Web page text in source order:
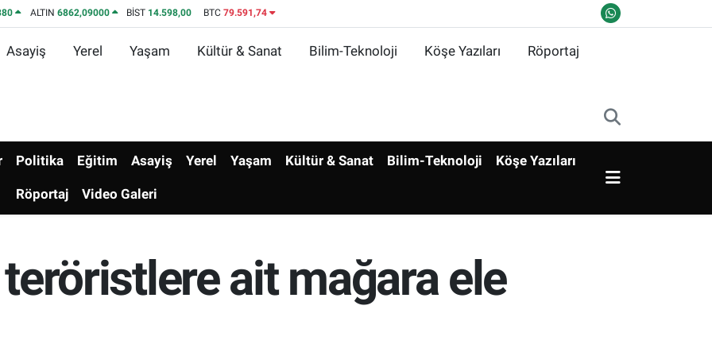
ALTIN 6862,09000 BİST 14.598,00 BTC 79.591,74
Asayiş Yerel Yaşam Kültür & Sanat Bilim-Teknoloji Köşe Yazıları Röportaj
Politika Eğitim Asayiş Yerel Yaşam Kültür & Sanat Bilim-Teknoloji Köşe Yazıları
Röportaj Video Galeri
ait mağara ele